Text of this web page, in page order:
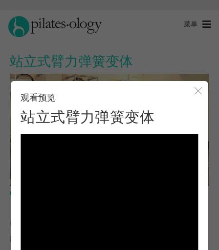
菜单
站立式臂力弹簧变体
观看预览
站立式臂力弹簧变体
教师
西蒙娜-西普里亚尼